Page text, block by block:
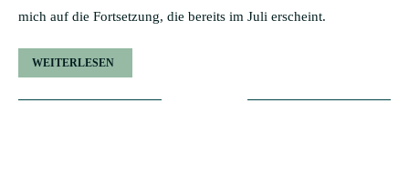
mich auf die Fortsetzung, die bereits im Juli erscheint.
WEITERLESEN